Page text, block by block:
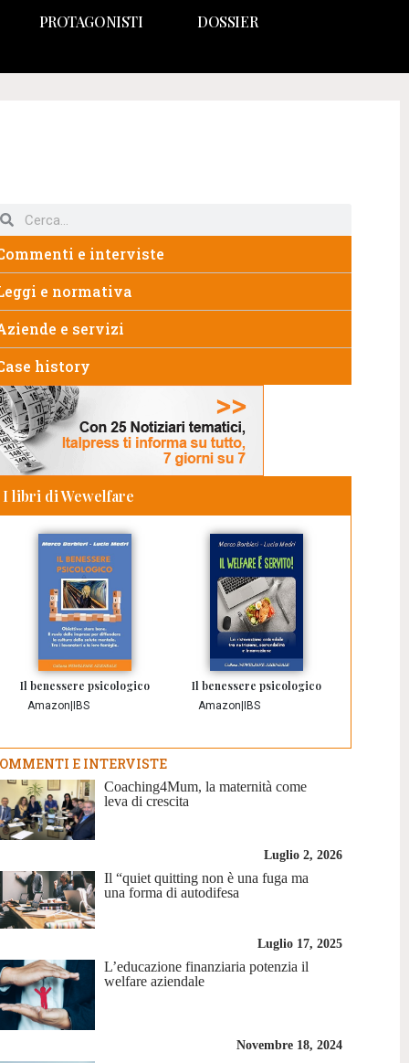
PROTAGONISTI DOSSIER
e interviste
e normativa
e servizi
history
I libri di Wewelfare
Il benessere psicologico
Amazon IBS
Il benessere psicologico
Amazon IBS
E INTERVISTE
Coaching4Mum, la maternità come
leva di crescita
Luglio 2, 2026
Il “quiet quitting non è una fuga ma
una forma di autodifesa
Luglio 17, 2025
L’educazione finanziaria potenzia il
welfare aziendale
Novembre 18, 2024